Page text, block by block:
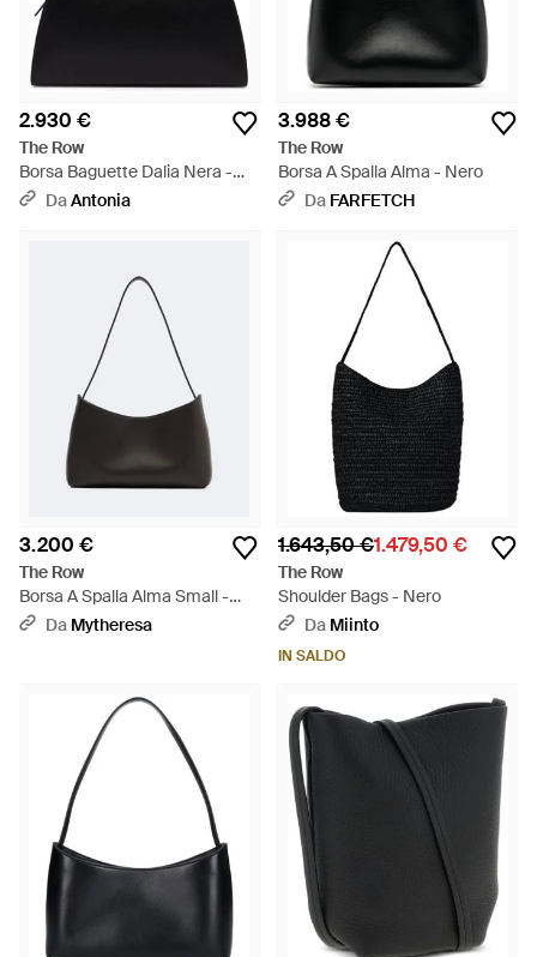
2.930 €
The Row
Borsa Baguette Dalia Nera -
NeroDaAntonia
3.988 €
The Row
Borsa A Spalla Alma - Nero
Da FARFETCH
3.200 €
The Row
Borsa A Spalla Alma Small -
NeroDa Mytheresa
1.643,50 €1.479,50 €
The Row
Shoulder Bags - Nero
Da Miinto
IN SALDO